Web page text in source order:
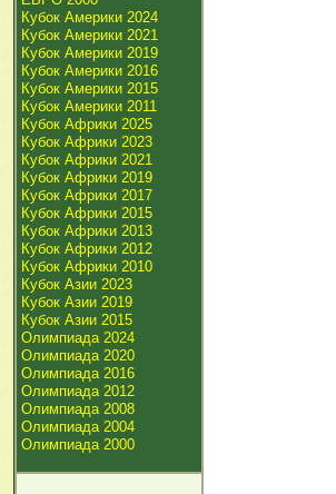
Кубок Америки 2024
Кубок Америки 2021
Кубок Америки 2019
Кубок Америки 2016
Кубок Америки 2015
Кубок Америки 2011
Кубок Африки 2025
Кубок Африки 2023
Кубок Африки 2021
Кубок Африки 2019
Кубок Африки 2017
Кубок Африки 2015
Кубок Африки 2013
Кубок Африки 2012
Кубок Африки 2010
Кубок Азии 2023
Кубок Азии 2019
Кубок Азии 2015
Олимпиада 2024
Олимпиада 2020
Олимпиада 2016
Олимпиада 2012
Олимпиада 2008
Олимпиада 2004
Олимпиада 2000